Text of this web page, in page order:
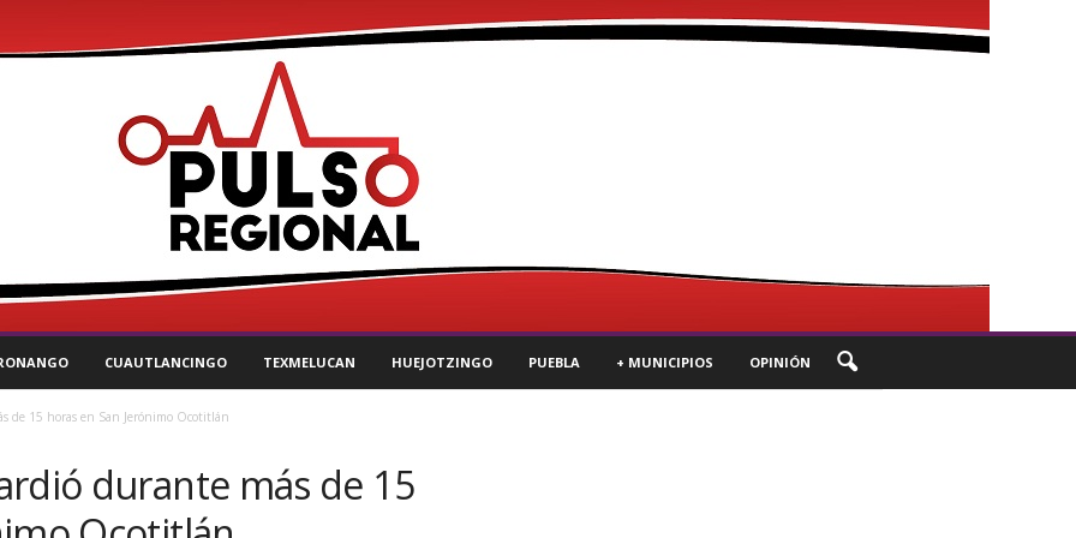
CUAUTLANCINGO TEXMELUCAN HUEJOTZINGO PUEBLA + MUNICIPIOS OPINIÓN
de 15 horas en San Jerónimo Ocotitlán
durante más de 15